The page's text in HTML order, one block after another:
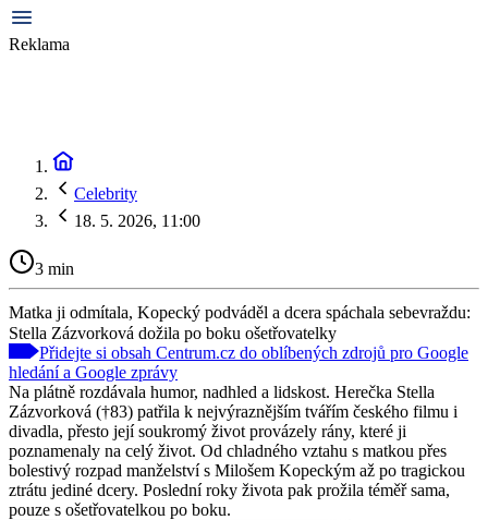
Reklama
Celebrity
18. 5. 2026, 11:00
3 min
Matka ji odmítala, Kopecký podváděl a dcera spáchala sebevraždu:
Stella Zázvorková dožila po boku ošetřovatelky
Přidejte si obsah Centrum.cz do oblíbených zdrojů pro Google
hledání a Google zprávy
Na plátně rozdávala humor, nadhled a lidskost. Herečka Stella
Zázvorková (†83) patřila k nejvýraznějším tvářím českého filmu i
divadla, přesto její soukromý život provázely rány, které ji
poznamenaly na celý život. Od chladného vztahu s matkou přes
bolestivý rozpad manželství s Milošem Kopeckým až po tragickou
ztrátu jediné dcery. Poslední roky života pak prožila téměř sama,
pouze s ošetřovatelkou po boku.